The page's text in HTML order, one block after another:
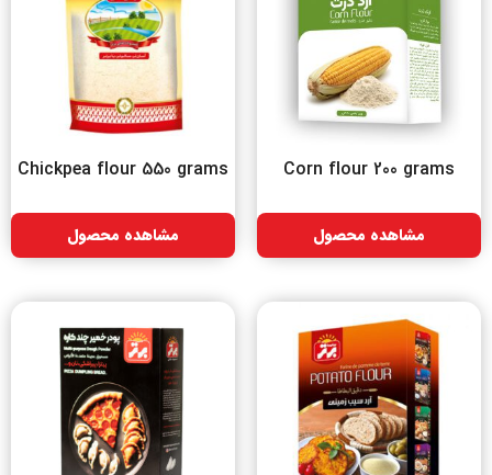
Chickpea flour 550 grams
مشاهده محصول
Corn flour 200 grams
مشاهده محصول